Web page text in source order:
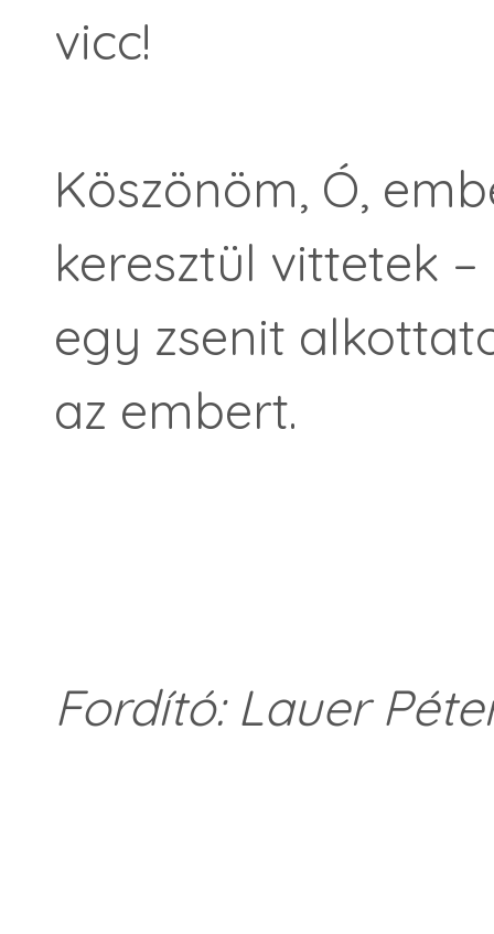
vicc!
Köszönöm, Ó,
keresztül vittetek –
egy zsenit
az embert.
Fordító: Lauer